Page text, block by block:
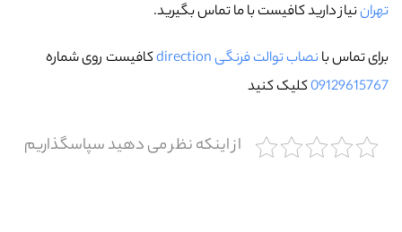
تهراننیاز دارید کافیست با ما تماس بگیرید.
برای تماس با نصاب توالت فرنگی direction
کافیست روی شماره
09129615767کلیک کنید
از اینکه نظر می دهید سپاسگذاریم